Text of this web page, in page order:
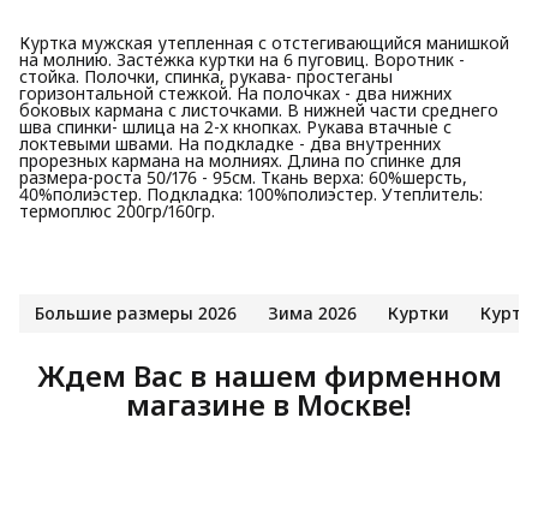
Куртка мужская утепленная с отстегивающийся манишкой
на молнию. Застежка куртки на 6 пуговиц. Воротник -
стойка. Полочки, спинка, рукава- простеганы
горизонтальной стежкой. На полочках - два нижних
боковых кармана с листочками. В нижней части среднего
шва спинки- шлица на 2-х кнопках. Рукава втачные с
локтевыми швами. На подкладке - два внутренних
прорезных кармана на молниях. Длина по спинке для
размера-роста 50/176 - 95см. Ткань верха: 60%шерсть,
40%полиэстер. Подкладка: 100%полиэстер. Утеплитель:
термоплюс 200гр/160гр.
Большие размеры 2026 Зима 2026 Куртки
Ждем Вас в нашем фирменном
магазине в Москве!